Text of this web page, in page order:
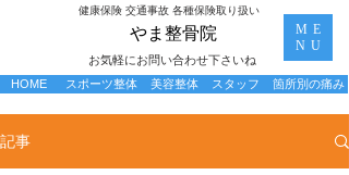
お気軽にお問い合わせ下さいね
​やま整骨院
​健康保険 交通事故 各種保険取り扱い
ME
NU
スポーツ整体 美容整体 箇所別の痛み
HOME スタッフ
記事